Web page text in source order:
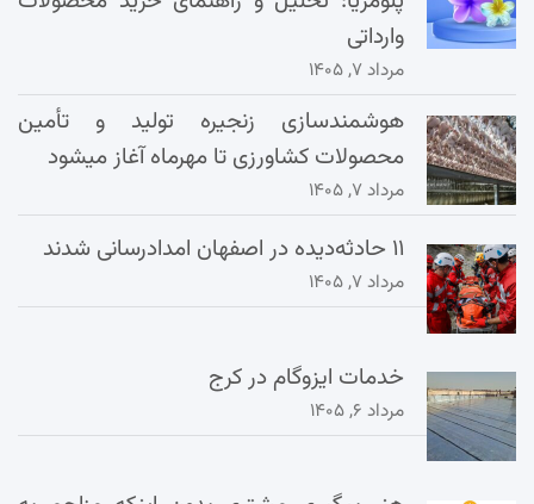
وارداتی
مرداد ۷, ۱۴۰۵
هوشمندسازی زنجیره تولید و تأمین
محصولات کشاورزی تا مهرماه آغاز میشود
مرداد ۷, ۱۴۰۵
۱۱ حادثه‌دیده در اصفهان امدادرسانی شدند
مرداد ۷, ۱۴۰۵
خدمات ایزوگام در کرج
مرداد ۶, ۱۴۰۵